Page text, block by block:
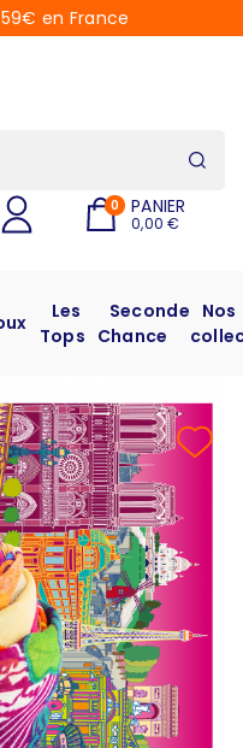
en France
0 PANIER
0,00 €
Les
Tops
Seconde
Chance
Nos